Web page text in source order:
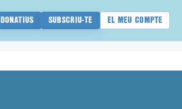
DONATIUS SUBSCRIU-TE EL MEU COMPTE